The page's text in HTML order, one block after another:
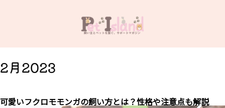
2月2023
可愛いフクロモモンガの飼い方とは？性格や注意点も解説